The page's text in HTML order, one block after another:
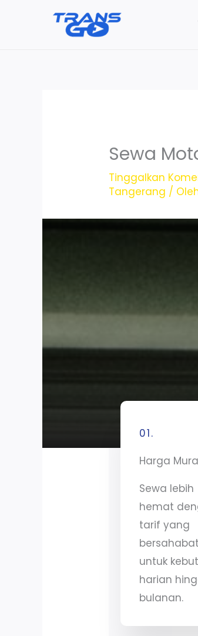
Sewa
Tinggalkan
Tangerang /
01.
Harga
Sewa lebih
hemat
tarif yang
bersahabat
untuk
harian
bulanan.